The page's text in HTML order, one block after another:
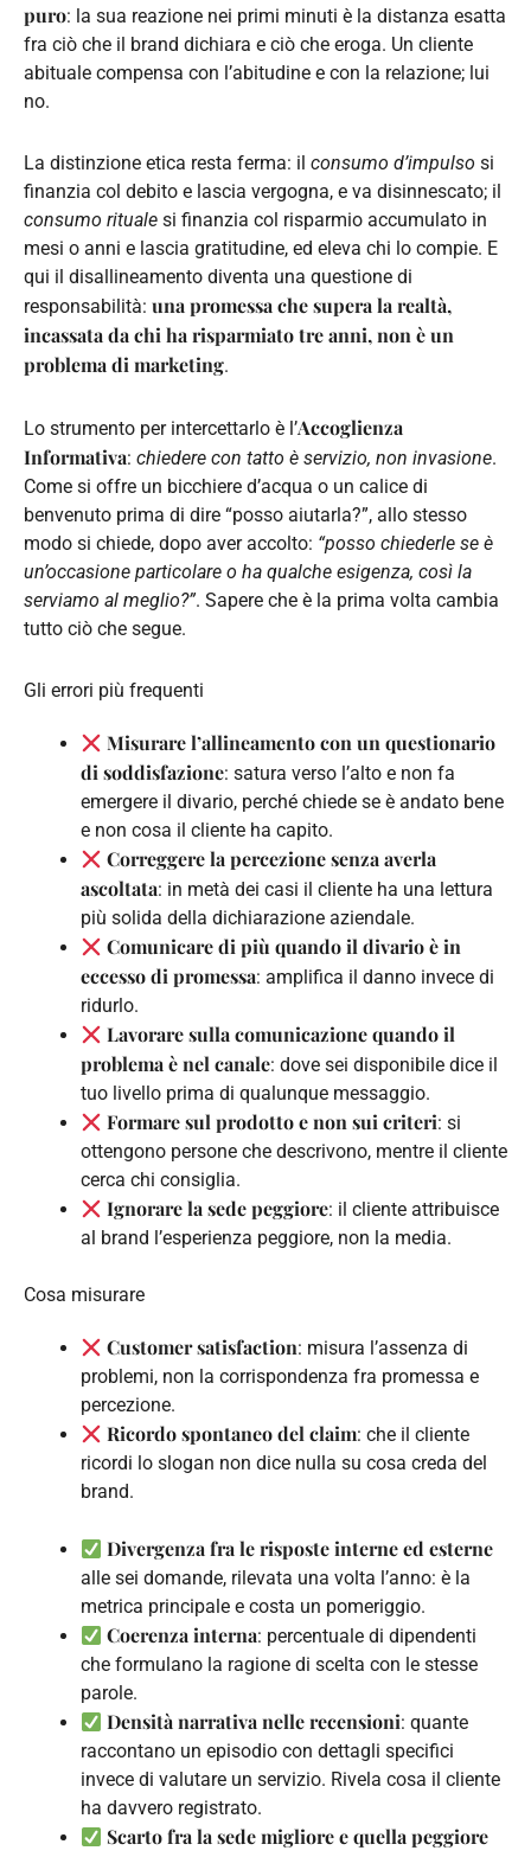
puro: la sua reazione nei primi minuti è la distanza esatta
fra ciò che il brand dichiara e ciò che eroga. Un cliente
abituale compensa con l’abitudine e con la relazione; lui
no.
La distinzione etica resta ferma: il consumo d’impulso si
finanzia col debito e lascia vergogna, e va disinnescato; il
consumo rituale si finanzia col risparmio accumulato in
mesi o anni e lascia gratitudine, ed eleva chi lo compie. E
qui il disallineamento diventa una questione di
responsabilità: una promessa che supera la realtà,
incassata da chi ha risparmiato tre anni, non è un
problema di marketing.
Lo strumento per intercettarlo è l’Accoglienza
Informativa: chiedere con tatto è servizio, non invasione.
Come si offre un bicchiere d’acqua o un calice di
benvenuto prima di dire “posso aiutarla?”, allo stesso
modo si chiede, dopo aver accolto: “posso chiederle se è
un’occasione particolare o ha qualche esigenza, così la
serviamo al meglio?”. Sapere che è la prima volta cambia
tutto ciò che segue.
Gli errori più frequenti
Misurare l’allineamento con un questionario
di soddisfazione: satura verso l’alto e non fa
emergere il divario, perché chiede se è andato bene
e non cosa il cliente ha capito.
Correggere la percezione senza averla
ascoltata: in metà dei casi il cliente ha una lettura
più solida della dichiarazione aziendale.
Comunicare di più quando il divario è in
eccesso di promessa: amplifica il danno invece di
ridurlo.
Lavorare sulla comunicazione quando il
problema è nel canale: dove sei disponibile dice il
tuo livello prima di qualunque messaggio.
Formare sul prodotto e non sui criteri: si
ottengono persone che descrivono, mentre il cliente
cerca chi consiglia.
Ignorare la sede peggiore: il cliente attribuisce
al brand l’esperienza peggiore, non la media.
Cosa misurare
Customer satisfaction: misura l’assenza di
problemi, non la corrispondenza fra promessa e
percezione.
Ricordo spontaneo del claim: che il cliente
ricordi lo slogan non dice nulla su cosa creda del
brand.
Divergenza fra le risposte interne ed esterne
alle sei domande, rilevata una volta l’anno: è la
metrica principale e costa un pomeriggio.
Coerenza interna: percentuale di dipendenti
che formulano la ragione di scelta con le stesse
parole.
Densità narrativa nelle recensioni: quante
raccontano un episodio con dettagli specifici
invece di valutare un servizio. Rivela cosa il cliente
ha davvero registrato.
Scarto fra la sede migliore e quella peggiore